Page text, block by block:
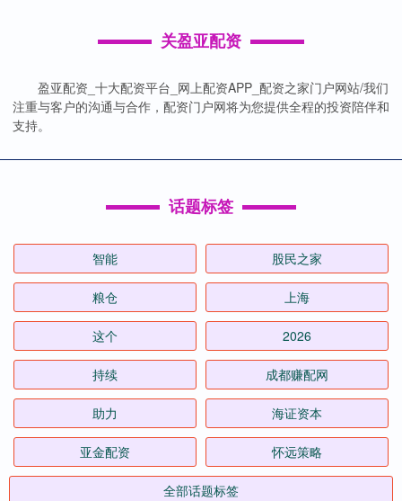
关盈亚配资
盈亚配资_十大配资平台_网上配资APP_配资之家门户网站/我们
注重与客户的沟通与合作，配资门户网将为您提供全程的投资陪伴和
支持。
话题标签
智能 股民之家
粮仓 上海
这个 2026
持续 成都赚配网
助力 海证资本
亚金配资 怀远策略
全部话题标签